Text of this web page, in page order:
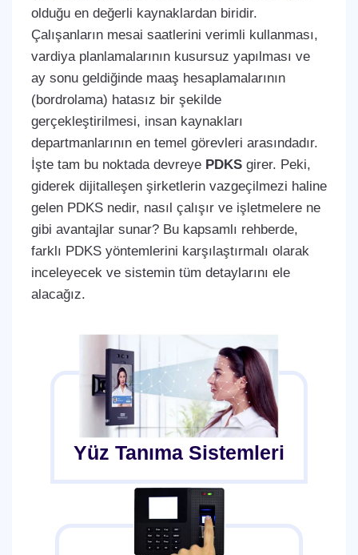
olduğu en değerli kaynaklardan biridir.
Çalışanların mesai saatlerini verimli kullanması,
vardiya planlamalarının kusursuz yapılması ve
ay sonu geldiğinde maaş hesaplamalarının
(bordrolama) hatasız bir şekilde
gerçekleştirilmesi, insan kaynakları
departmanlarının en temel görevleri arasındadır.
İşte tam bu noktada devreye PDKSgirer. Peki,
giderek dijitalleşen şirketlerin vazgeçilmezi haline
gelen PDKS nedir, nasıl çalışır ve işletmelere ne
gibi avantajlar sunar? Bu kapsamlı rehberde,
farklı PDKS yöntemlerini karşılaştırmalı olarak
inceleyecek ve sistemin tüm detaylarını ele
alacağız.
Yüz Tanıma Sistemleri